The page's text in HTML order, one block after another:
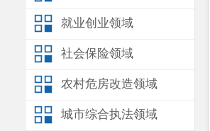
就业创业领域
社会保险领域
农村危房改造领域
城市综合执法领域